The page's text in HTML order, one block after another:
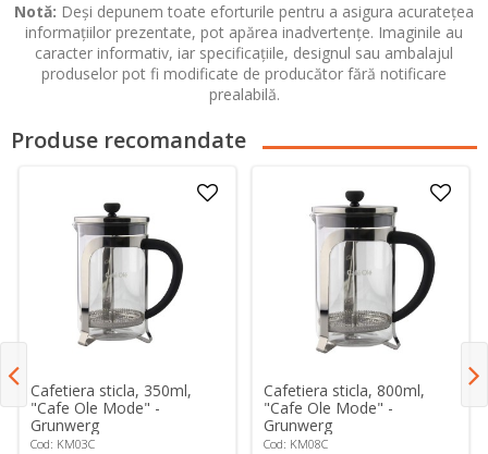
Notă: Deși depunem toate eforturile pentru a asigura acuratețea
informațiilor prezentate, pot apărea inadvertențe. Imaginile au
caracter informativ, iar specificațiile, designul sau ambalajul
produselor pot fi modificate de producător fără notificare
prealabilă.
Produse recomandate
Cafetiera sticla, 350ml,
"Cafe Ole Mode" -
Grunwerg
Cod: KM03C
Cafetiera sticla, 800ml,
"Cafe Ole Mode" -
Grunwerg
Cod: KM08C